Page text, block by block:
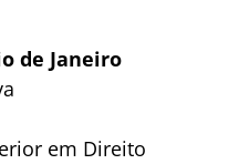
de Janeiro
em Direito